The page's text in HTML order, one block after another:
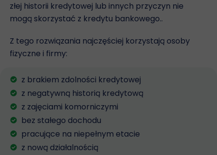
złej historii kredytowej lub innych przyczyn nie
mogą skorzystać z kredytu bankowego..
Z tego rozwiązania najczęściej korzystają osoby
fizyczne i firmy:
z brakiem zdolności kredytowej
z negatywną historią kredytową
z zajęciami komorniczymi
bez stałego dochodu
pracujące na niepełnym etacie
z nową działalnością